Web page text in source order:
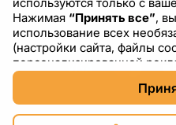
RU
Нажимая “Принять все”,
использование всех
(настройки сайта, файлы
персонализированной
“Отклонить все”
необходимые файлы
cookie”, вы можете